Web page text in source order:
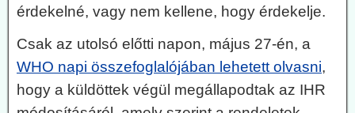
érdekelné, vagy nem kellene, hogy érdekelje.
Csak az utolsó előtti napon, május 27-én, a
WHO napi összefoglalójában lehetett olvasni,
hogy a küldöttek végül megállapodtak az IHR